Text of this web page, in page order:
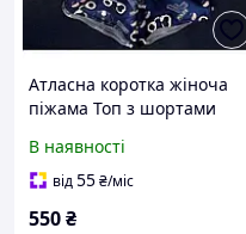
Атласна коротка жіноча
піжама Топ з шортами
літня піжама для дому
В наявності
від55₴/міс
550₴